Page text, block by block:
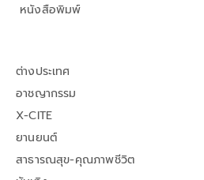
หนังสือพิมพ์
ต่างประเทศ
อาชญากรรม
X-CITE
ยานยนต์
สาธารณสุข-คุณภาพชีวิต